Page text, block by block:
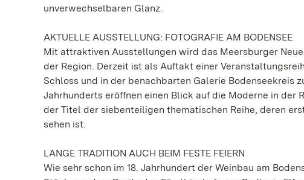
unverwechselbaren Glanz.
AKTUELLE AUSSTELLUNG: FOTOGRAFIE AM BODENSEE
Mit attraktiven Ausstellungen wird das Meersburger
der Region. Derzeit ist als Auftakt einer
Schloss und in der benachbarten Galerie Bodenseekreis
Jahrhunderts eröffnen einen Blick auf die Moderne in der
der Titel der siebenteiligen thematischen Reihe, deren
sehen ist.
LANGE TRADITION AUCH BEIM FESTE FEIERN
Wie sehr schon im 18. Jahrhundert der Weinbau am